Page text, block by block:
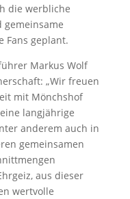
die werbliche
gemeinsame
Fans geplant.
Markus Wolf
„Wir freuen
mit Mönchshof
langjährige
anderem auch in
gemeinsamen
aus dieser
wertvolle